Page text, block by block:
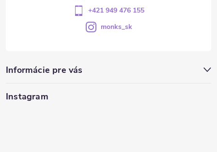
Informácie pre vás
+421 949 476 155
monks_sk
Instagram